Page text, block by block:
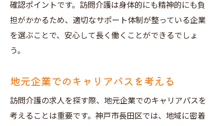
確認ポイントです。訪問介護は身体的にも精神的にも負
担がかかるため、適切なサポート体制が整っている企業
を選ぶことで、安心して長く働くことができるでしょ
う。
地元企業でのキャリアパスを考える
訪問介護の求人を探す際、地元企業でのキャリアパスを
考えることは重要です。神戸市長田区では、地域に密着